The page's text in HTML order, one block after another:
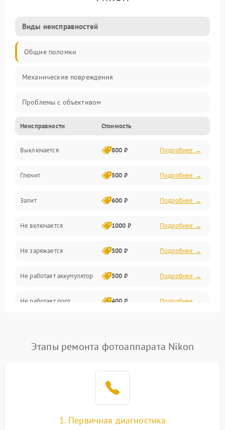
Виды неисправностей
Общие поломки
Механические повреждения
Проблемы с объективом
Электронные ошибки
Механические проблемы
Матрица и оптика
Питание и питание цепей
Проблемы с картами памяти
Объективы
Программные сбои
Коммуникации и интерфейсы
Неисправности Стоимость
Выключается 800 ₽ Подробнее →
Глючит 500 ₽ Подробнее →
Залит 600 ₽ Подробнее →
Не включается 1000 ₽ Подробнее →
Не заряжается 500 ₽ Подробнее →
Не работает аккумулятор 500 ₽ Подробнее →
Не работает порт 400 ₽ Подробнее →
Этапы ремонта фотоаппарата Nikon
1. Первичная диагностика